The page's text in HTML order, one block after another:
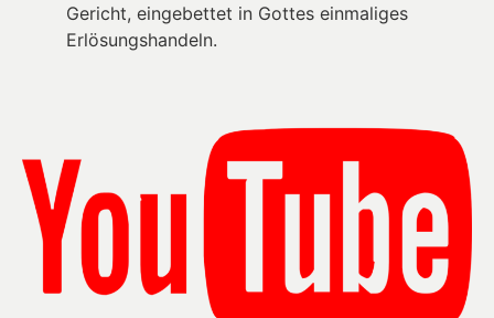
Gericht, eingebettet in Gottes einmaliges
Erlösungshandeln.